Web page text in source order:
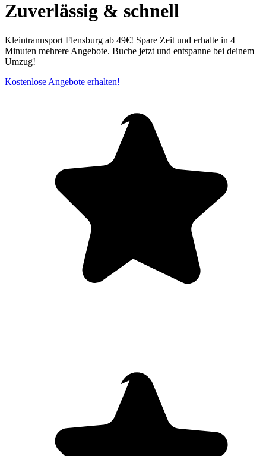
Zuverlässig & schnell
Kleintrannsport Flensburg ab 49€! Spare Zeit und erhalte in 4
Minuten mehrere Angebote. Buche jetzt und entspanne bei deinem
Umzug!
Kostenlose Angebote erhalten!